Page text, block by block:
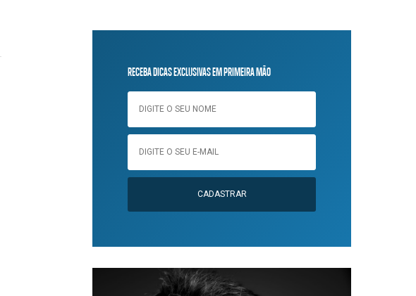
RECEBA DICAS EXCLUSIVAS EM PRIMEIRA MÃO
CADASTRAR